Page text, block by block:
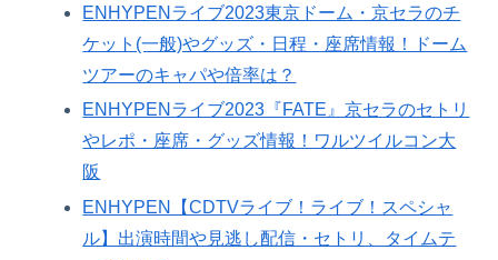
ENHYPENライブ2023東京ドーム・京セラのチ
ケット(一般)やグッズ・日程・座席情報！ドーム
ツアーのキャパや倍率は？
ENHYPENライブ2023『FATE』京セラのセトリ
やレポ・座席・グッズ情報！ワルツイルコン大
阪
ENHYPEN【CDTVライブ！ライブ！スペシャ
ル】出演時間や見逃し配信・セトリ、タイムテ